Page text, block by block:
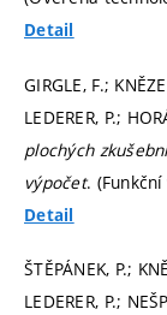
Detail
GIRGLE, F.;
LEDERER, P.;
plochých
výpočet.
Detail
ŠTĚPÁNEK, P.;
LEDERER, P.;